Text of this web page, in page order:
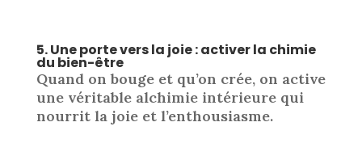
5. Une porte vers la joie : activer la chimie
du bien-être
Quand on bouge et qu’on crée, on active
une véritable alchimie intérieure qui
nourrit la joie et l’enthousiasme.